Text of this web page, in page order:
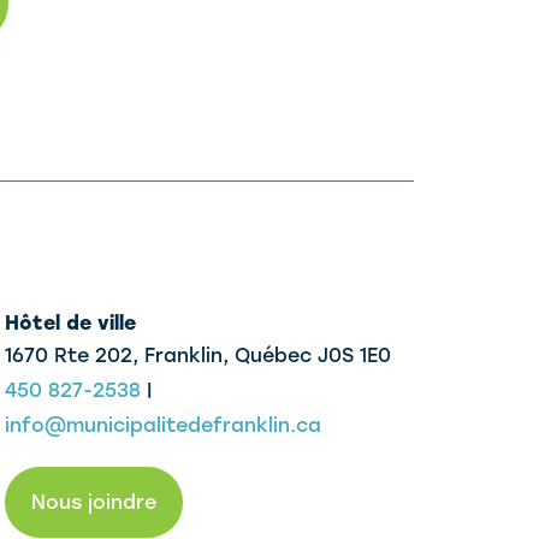
Hôtel de ville
1670 Rte 202, Franklin, Québec J0S 1E0
450 827-2538 |
info@municipalitedefranklin.ca
Nous joindre